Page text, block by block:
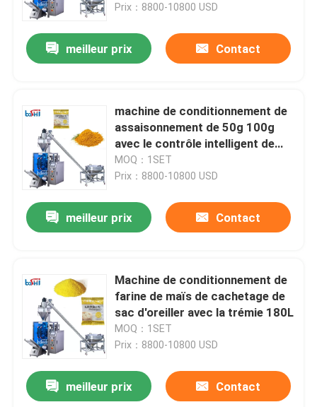
Prix：8800-10800 USD
meilleur prix Contact
machine de conditionnement de
assaisonnement de 50g 100g
avec le contrôle intelligent de
PLC
MOQ：1SET
Prix：8800-10800 USD
meilleur prix Contact
Machine de conditionnement de
farine de maïs de cachetage de
sac d'oreiller avec la trémie 180L
MOQ：1SET
Prix：8800-10800 USD
meilleur prix Contact